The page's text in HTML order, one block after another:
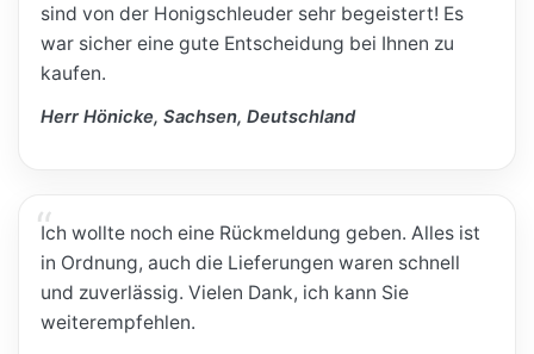
sind von der Honigschleuder sehr begeistert! Es
war sicher eine gute Entscheidung bei Ihnen zu
kaufen.
Herr Hönicke, Sachsen, Deutschland
Ich wollte noch eine Rückmeldung geben. Alles ist
in Ordnung, auch die Lieferungen waren schnell
und zuverlässig. Vielen Dank, ich kann Sie
weiterempfehlen.